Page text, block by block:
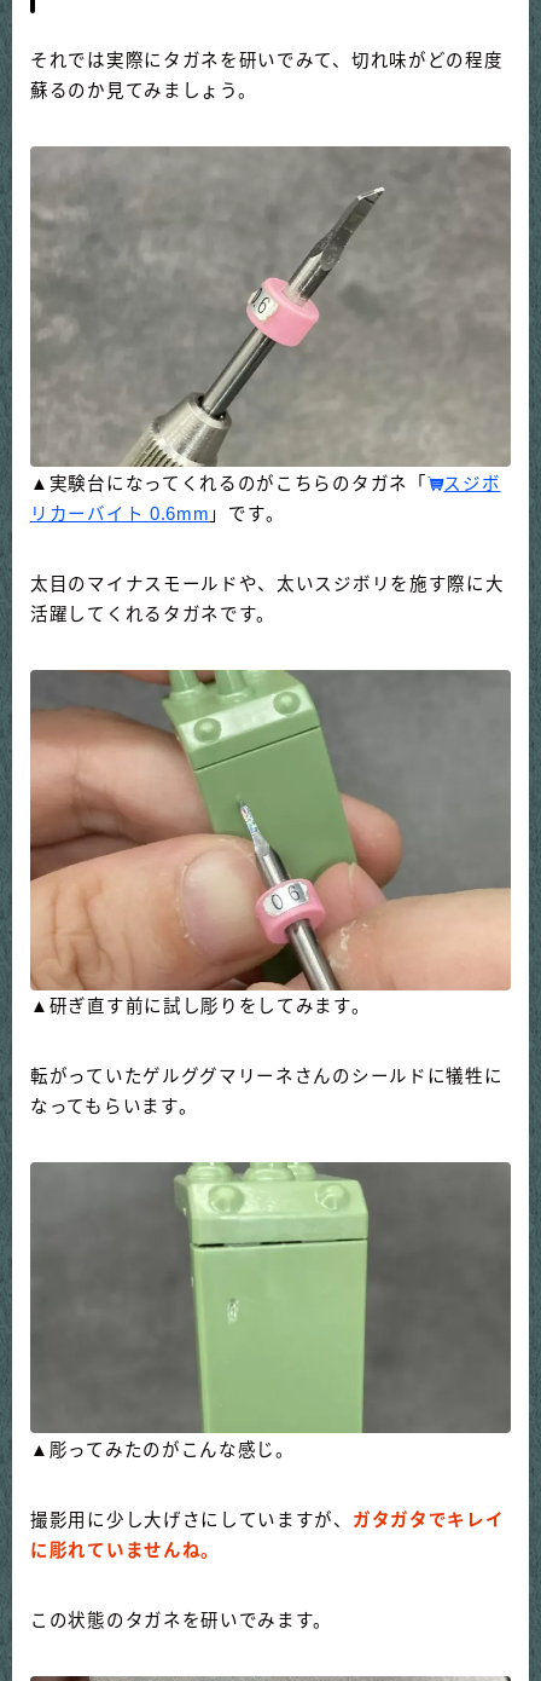
それでは実際にタガネを研いでみて、切れ味がどの程度
蘇るのか見てみましょう。
▲実験台になってくれるのがこちらのタガネ「
スジボ
リカーバイト 0.6mm 」です。
太目のマイナスモールドや、太いスジボリを施す際に大
活躍してくれるタガネです。
▲研ぎ直す前に試し彫りをしてみます。
転がっていたゲルググマリーネさんのシールドに犠牲に
なってもらいます。
▲彫ってみたのがこんな感じ。
撮影用に少し大げさにしていますが、 ガタガタでキレイ
に彫れていませんね。
この状態のタガネを研いでみます。